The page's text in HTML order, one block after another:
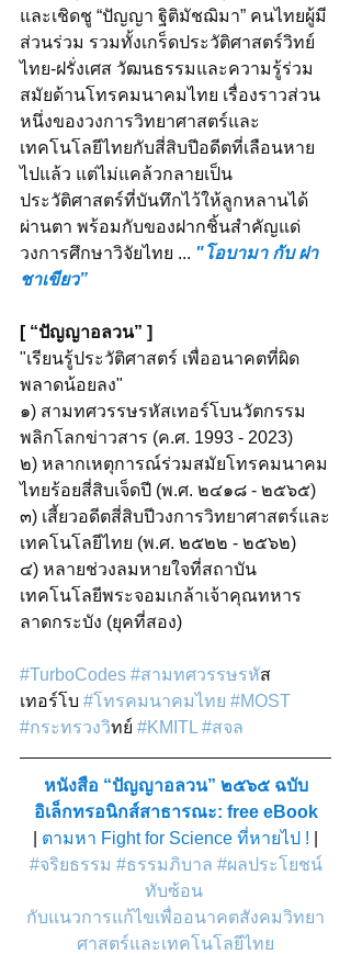
และเชิดชู “ปัญญา ฐิติมัชฌิมา” คนไทยผู้มี
ส่วนร่วม รวมทั้งเกร็ดประวัติศาสตร์วิทย์
ไทย-ฝรั่งเศส วัฒนธรรมและความรู้ร่วม
สมัยด้านโทรคมนาคมไทย เรื่องราวส่วน
หนึ่งของวงการวิทยาศาสตร์และ
เทคโนโลยีไทยกับสี่สิบปีอดีตที่เลือนหาย
ไปแล้ว แต่ไม่แคล้วกลายเป็น
ประวัติศาสตร์ที่บันทึกไว้ให้ลูกหลานได้
ผ่านตา พร้อมกับของฝากชิ้นสำคัญแด่
วงการศึกษาวิจัยไทย ... "โอบามา กับ ฝา
ชาเขียว”
[ “ปัญญาอลวน” ]
"เรียนรู้ประวัติศาสตร์ เพื่ออนาคตที่ผิด
พลาดน้อยลง"
๑) สามทศวรรษรหัสเทอร์โบนวัตกรรม
พลิกโลกข่าวสาร (ค.ศ. 1993 - 2023)
๒) หลากเหตุการณ์ร่วมสมัยโทรคมนาคม
ไทยร้อยสี่สิบเจ็ดปี (พ.ศ. ๒๔๑๘ - ๒๕๖๕)
๓) เสี้ยวอดีตสี่สิบปีวงการวิทยาศาสตร์และ
เทคโนโลยีไทย (พ.ศ. ๒๕๒๒ - ๒๕๖๒)
๔) หลายช่วงลมหายใจที่สถาบัน
เทคโนโลยีพระจอมเกล้าเจ้าคุณทหาร
ลาดกระบัง (ยุคที่สอง)
#TurboCodes #สามทศวรรษรหัส
เทอร์โบ #โทรคมนาคมไทย #MOST
#กระทรวงวิทย์ #KMITL #สจล
หนังสือ “ปัญญาอลวน” ๒๕๖๕ ฉบับ
อิเล็กทรอนิกส์สาธารณะ: free eBook
ตามหา Fight for Science ที่หายไป !
#จริยธรรม #ธรรมภิบาล #ผลประโยชน์
ทับซ้อน
กับแนวการแก้ไขเพื่ออนาคตสังคมวิทยา
ศาสตร์และเทคโนโลยีไทย